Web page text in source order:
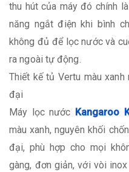
thu hút của máy đó chính
năng ngắt điện khi bình
không đủ để lọc nước và
ra ngoài tự động.
Thiết kế tủ Vertu màu
đại
Máy lọc nước Kangaroo
màu xanh, nguyên khối
đại, phù hợp cho mọi
gàng, đơn giản, với vòi